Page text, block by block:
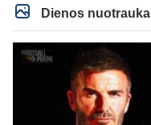
Dienos nuotrauka